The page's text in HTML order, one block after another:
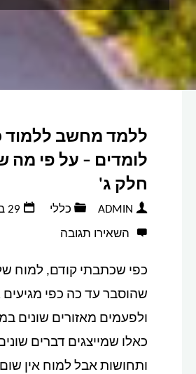
ללמד מחשב ללמוד
לומדים – על פי מה
חלק ג'
ADMIN כללי 29 באוגוסט 2019, 8:33
השאירו תגובה
כפי שכתבתי קודם, למוח
שהוסבר עד כה כפי מגיעים
כאלו שמייצגים דברים
ותחושות אבל למוח אין